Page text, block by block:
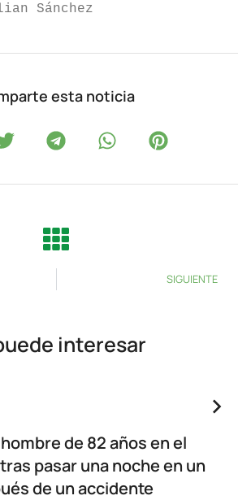
Sánchez
esta noticia
SIGUIENTE
interesar
de 82 años en el
pasar una noche en un
de un accidente